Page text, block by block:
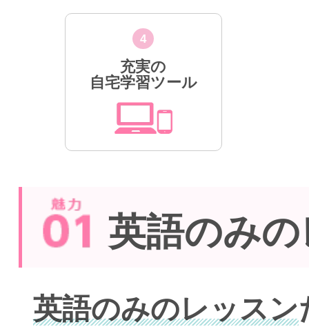
4
充実の
自宅学習ツール
英語のみ
英語のみのレッスン